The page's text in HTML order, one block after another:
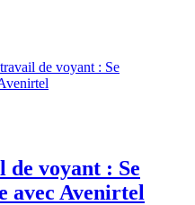
voyant : Se
avec Avenirtel